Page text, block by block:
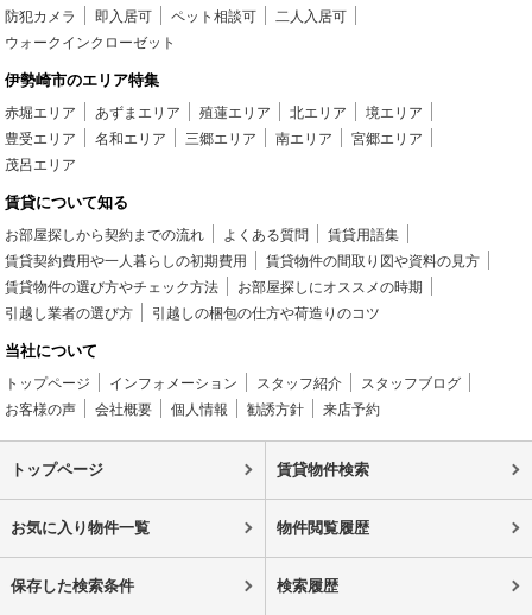
防犯カメラ
即入居可 ペット相談可
二人入居可
ウォークインクローゼット
伊勢崎市のエリア特集
赤堀エリア あずまエリア 殖蓮エリア 北エリア
境エリア
豊受エリア
名和エリア 三郷エリア 南エリア
宮郷エリア
茂呂エリア
賃貸について知る
お部屋探しから契約までの流れ よくある質問
賃貸用語集
賃貸契約費用や一人暮らしの初期費用
賃貸物件の間取り図や資料の見方
賃貸物件の選び方やチェック方法
お部屋探しにオススメの時期
引越し業者の選び方
引越しの梱包の仕方や荷造りのコツ
当社について
トップページ インフォメーション スタッフ紹介
スタッフブログ
お客様の声
会社概要 個人情報 勧誘方針 来店予約
トップページ 賃貸物件検索
お気に入り物件一覧 物件閲覧履歴
保存した検索条件 検索履歴